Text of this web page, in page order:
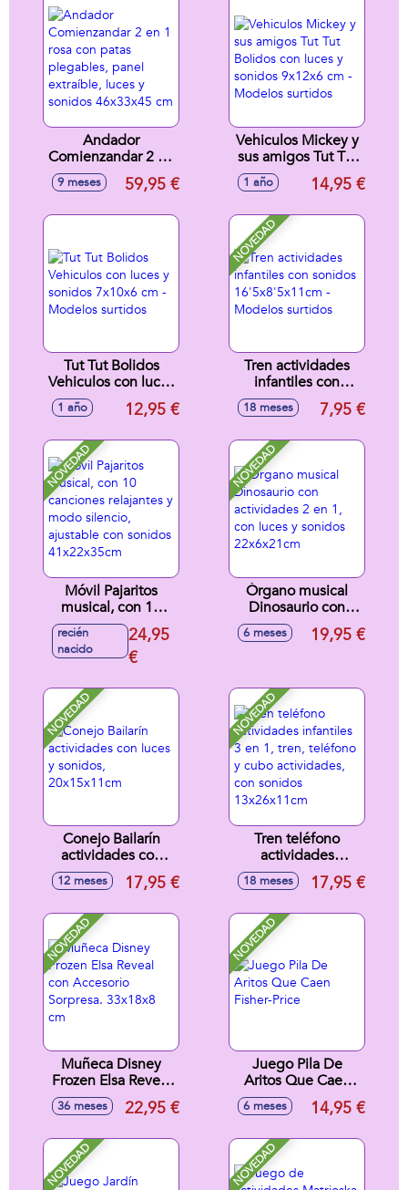
Andador
Comienzandar 2 en
1 rosa con patas
plegables, panel
9 meses 59,95 €
Vehiculos Mickey y
sus amigos Tut Tut
Bolidos con luces y
sonidos 9x12x6 cm
1 año 14,95 €
Tut Tut Bolidos
Vehiculos con luces
y sonidos 7x10x6
cm - Modelos
1 año 12,95 €
NOVEDAD
Tren actividades
infantiles con
sonidos
16'5x8'5x11cm -
18 meses 7,95 €
NOVEDAD
Móvil Pajaritos
musical, con 10
canciones
relajantes y modo
silencio, ajustable
41x22x35cm
recién
nacido
24,95
€
NOVEDAD
Órgano musical
Dinosaurio con
actividades 2 en 1,
con luces y sonidos
6 meses 19,95 €
NOVEDAD
Conejo Bailarín
actividades con
luces y sonidos,
20x15x11cm
12 meses 17,95 €
NOVEDAD
Tren teléfono
actividades
infantiles 3 en 1,
tren, teléfono y
con sonidos
13x26x11cm
18 meses 17,95 €
NOVEDAD
Muñeca Disney
Frozen Elsa Reveal
con Accesorio
Sorpresa. 33x18x8
36 meses 22,95 €
NOVEDAD
Juego Pila De
Aritos Que Caen
Fisher-Price
6 meses 14,95 €
NOVEDAD NOVEDAD